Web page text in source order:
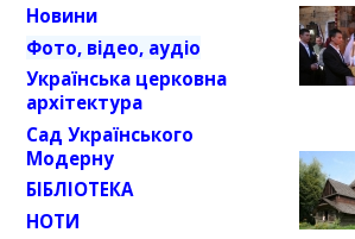
Новини
Фото, відео, аудіо
Українська церковна
архітектура
Сад Українського
Модерну
БІБЛІОТЕКА
НОТИ